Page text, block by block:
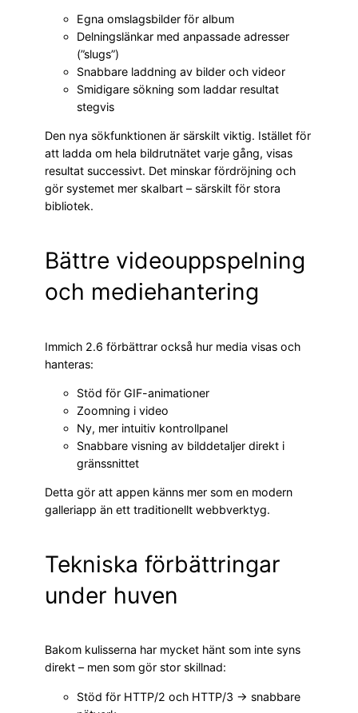
Egna omslagsbilder för album
Delningslänkar med anpassade adresser
(”slugs”)
Snabbare laddning av bilder och videor
Smidigare sökning som laddar resultat
stegvis
Den nya sökfunktionen är särskilt viktig. Istället för
att ladda om hela bildrutnätet varje gång, visas
resultat successivt. Det minskar fördröjning och
gör systemet mer skalbart – särskilt för stora
bibliotek.
Bättre videouppspelning
och mediehantering
Immich 2.6 förbättrar också hur media visas och
hanteras:
Stöd för GIF-animationer
Zoomning i video
Ny, mer intuitiv kontrollpanel
Snabbare visning av bilddetaljer direkt i
gränssnittet
Detta gör att appen känns mer som en modern
galleriapp än ett traditionellt webbverktyg.
Tekniska förbättringar
under huven
Bakom kulisserna har mycket hänt som inte syns
direkt – men som gör stor skillnad:
Stöd för HTTP/2 och HTTP/3 → snabbare